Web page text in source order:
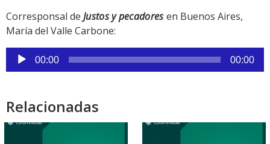
Corresponsal de Justos y pecadoresen Buenos Aires,
María del Valle Carbone:
Reproductor
de
00:00 00:00
Relacionadas